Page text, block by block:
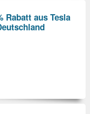
Rabatt aus Tesla